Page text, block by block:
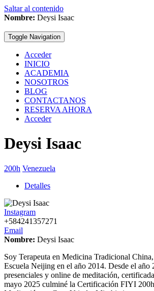
Saltar al contenido
Nombre: Deysi Isaac
Toggle Navigation
Acceder
INICIO
ACADEMIA
NOSOTROS
BLOG
CONTACTANOS
RESERVA AHORA
Acceder
Deysi Isaac
200h Venezuela
Detalles
Instagram
+584241357271
Email
Nombre: Deysi Isaac
Soy Terapeuta en Medicina Tradicional China,
Escuela Neijing en el año 2014. Desde el año
presenciales y online de meditación,
mayo 2025 culminé la Certificación FIYI